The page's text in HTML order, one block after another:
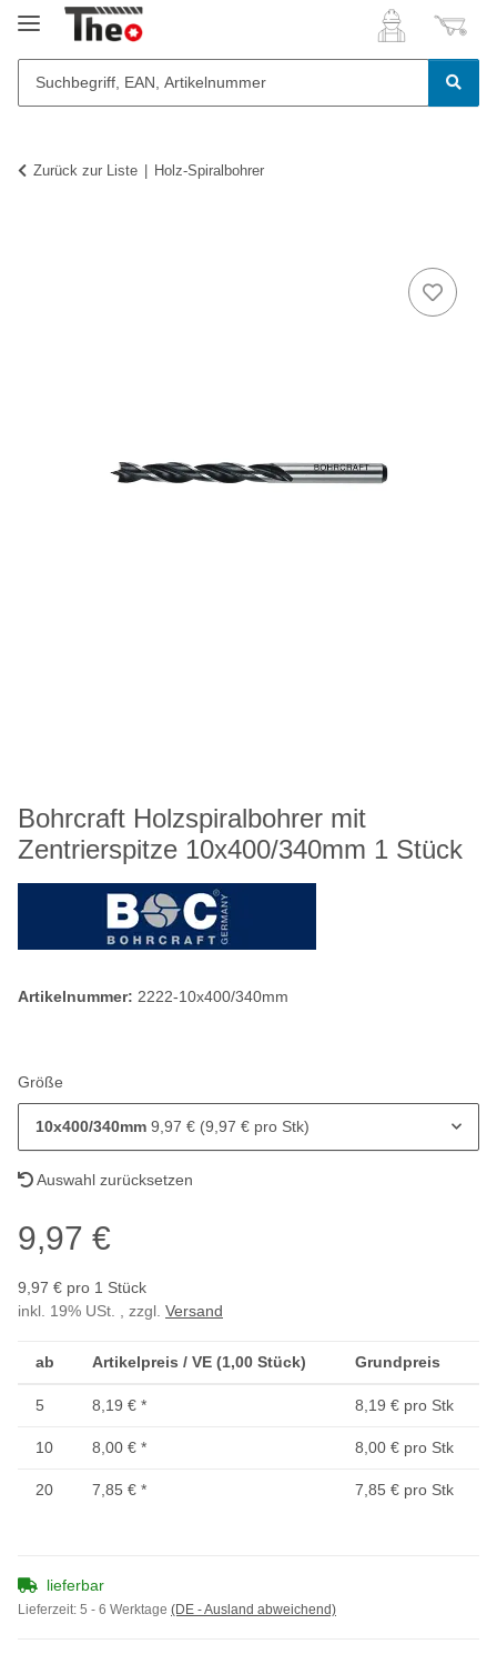
Zurück zur Liste Holz-Spiralbohrer
Bohrcraft Holzspiralbohrer mit
Zentrierspitze 10x400/340mm 1 Stück
Artikelnummer: 2222-10x400/340mm
Größe
10x400/340mm 9,97 € (9,97 € pro Stk)
Auswahl zurücksetzen
9,97 €
9,97 € pro 1 Stück
inkl. 19% USt. , zzgl. Versand
ab Artikelpreis / VE (1,00 Stück) Grundpreis
5 8,19 € * 8,19 € pro Stk
10 8,00 € * 8,00 € pro Stk
20 7,85 € * 7,85 € pro Stk
lieferbar
Lieferzeit: 5 - 6 Werktage (DE - Ausland abweichend)